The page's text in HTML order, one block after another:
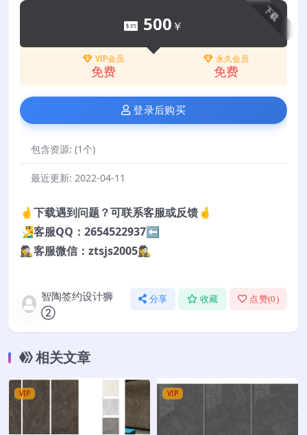
下载
500 ￥
VIP会员
免费
永久会员
免费
登录后购买
包含资源: (1个)
最近更新: 2022-04-11
🤞下载遇到问题？可联系客服或反馈🤞
🧏‍♂️客服QQ：2654522937⬅️
🕵️‍♀️客服微信：ztsjs2005🕵️‍♀️
智陶签约设计狮
②
分享 收藏 点赞(0)
相关文章
VIP VIP